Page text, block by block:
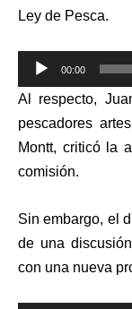
Ley de Pesca.
Reproductor
de
audio
00:00
Al respecto,
pescadores
Montt, criticó la
comisión.
Sin embargo, el
de una
con una nueva